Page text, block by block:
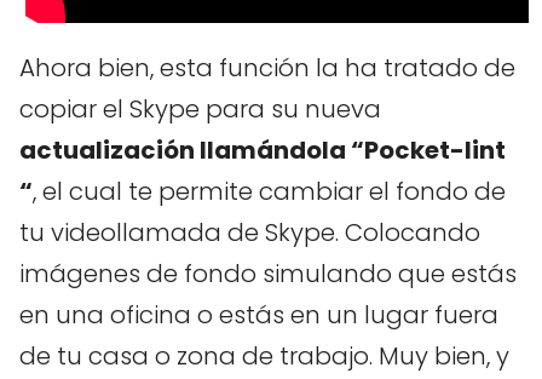
Ahora bien, esta función la ha tratado de
copiar el Skype para su nueva
actualización llamándola “Pocket-lint
“, el cual te permite cambiar el fondo de
tu videollamada de Skype. Colocando
imágenes de fondo simulando que estás
en una oficina o estás en un lugar fuera
de tu casa o zona de trabajo. Muy bien, y